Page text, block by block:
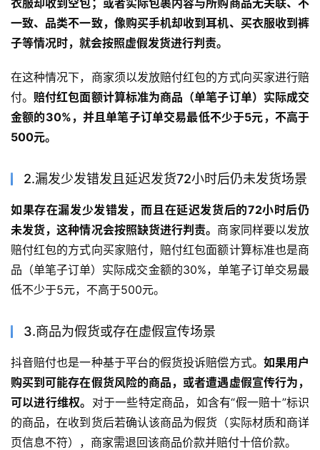
一致、品类不一致，像购买手机却收到耳机、买衣服收到裤
子等情况时，就会按照虚假发货进行判责。
在这种情况下，商家须以发放赔付红包的方式向买家进行赔
付。赔付红包面额计算标准为商品（单笔子订单）实际成交
金额的30%，并且单笔子订单交易最低不少于5元，不高于
500元。
2.漏发少发错发且延迟发货72小时后仍未发货场景
如果存在漏发少发错发，而且在延迟发货后的72小时后仍
未发货，这种情况会按照缺货进行判责。 商家同样要以发放
赔付红包的方式向买家赔付，赔付红包面额计算标准也是商
品（单笔子订单）实际成交金额的30%，单笔子订单交易最
低不少于5元，不高于500元。
3.商品为假货或存在虚假宣传场景
抖音赔付也是一种基于平台的假货投诉赔偿方式。 如果用户
购买到可能存在假货风险的商品，或者遭遇虚假宣传行为，
可以进行维权。 对于一些特定商品，如含有“假一赔十”标识
的商品，在收到货后若确认该商品为假货（实际材质和商详
页信息不符），商家需退回该商品价款并赔付十倍价款。